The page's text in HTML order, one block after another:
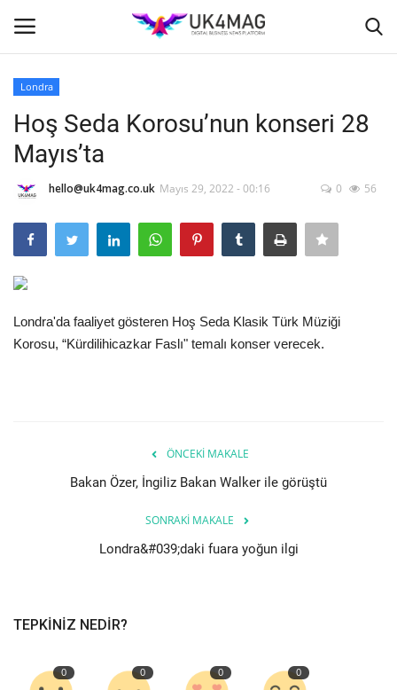
Ana Sayfa
TVNET
TOPLUM
İş Platformu
Londra
Londra
Hoş Seda Korosu’nun konseri 28
Mayıs’ta
hello@uk4mag.co.uk Mayıs 29, 2022 - 00:16 0 56
Londra'da faaliyet gösteren Hoş Seda Klasik Türk Müziği
Korosu, “Kürdilihicazkar Faslı" temalı konser verecek.
ÖNCEKI MAKALE
Bakan Özer, İngiliz Bakan Walker ile görüştü
SONRAKI MAKALE
Londra&#039;daki fuara yoğun ilgi
TEPKINIZ NEDIR?
0 0 0 0